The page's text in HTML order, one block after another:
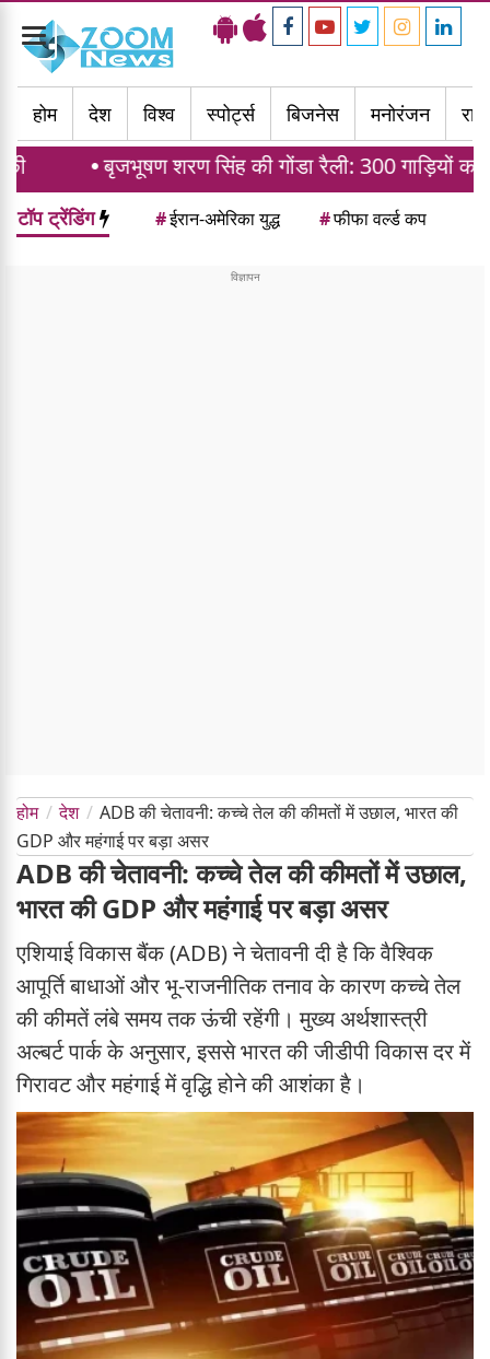
Toggle
navigation
होम
देश विश्व स्पोर्ट्स बिजनेस मनोरंजन
शरण सिंह की गोंडा रैली: 300 गाड़ियों का काफिला और 3
टॉप ट्रेंडिंग #ईरान-अमेरिका युद्ध #फीफा वर्ल्ड कप
होम देश
ADB की चेतावनी: कच्चे तेल की कीमतों में उछाल, भारत की
GDP और महंगाई पर बड़ा असर
ADB की चेतावनी: कच्चे तेल की कीमतों में उछाल,
भारत की GDP और महंगाई पर बड़ा असर
एशियाई विकास बैंक (ADB) ने चेतावनी दी है कि वैश्विक
आपूर्ति बाधाओं और भू-राजनीतिक तनाव के कारण कच्चे तेल
की कीमतें लंबे समय तक ऊंची रहेंगी। मुख्य अर्थशास्त्री
अल्बर्ट पार्क के अनुसार, इससे भारत की जीडीपी विकास दर में
गिरावट और महंगाई में वृद्धि होने की आशंका है।